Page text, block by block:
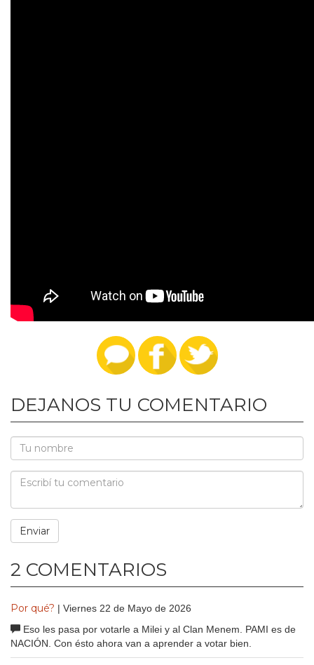
DEJANOS TU COMENTARIO
2 COMENTARIOS
Por qué? | Viernes 22 de Mayo de 2026
Eso les pasa por votarle a Milei y al Clan Menem. PAMI es de
NACIÓN. Con ésto ahora van a aprender a votar bien.